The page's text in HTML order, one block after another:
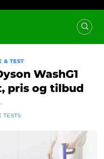
& TEST
WashG1
pris og tilbud
TESTS